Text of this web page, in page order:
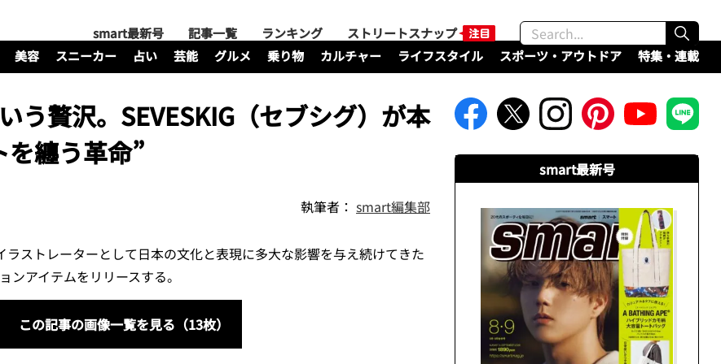
smart最新号 記事一覧 ランキング
ストリートスナップ
美容 スニーカー 占い 芸能 グルメ 乗り物 カルチャー ライフスタイル スポーツ・アウトドア 特集・連載
う贅沢。SEVESKIG（セブシグ）が本
纏う革命”
執筆者： smart編集部
ラストレーターとして日本の文化と表現に多大な影響を与え続けてきた
ンアイテムをリリースする。
この記事の画像一覧を見る（13枚）
smart最新号